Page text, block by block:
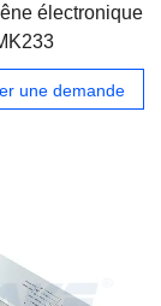
électronique
une demande